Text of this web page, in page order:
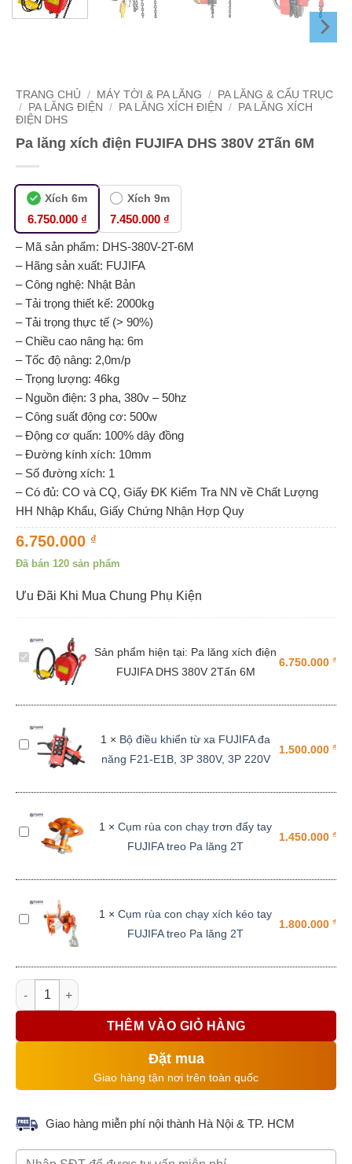
TRANG CHỦ / MÁY TỜI & PA LĂNG /
PA LĂNG & CẨU TRỤC
/
PA LĂNG ĐIỆN / PA LĂNG XÍCH ĐIỆN /
PA LĂNG XÍCH
ĐIỆN DHS
Pa lăng xích điện FUJIFA DHS 380V 2Tấn 6M
Xích 6m
6.750.000 ₫
Xích 9m
7.450.000 ₫
– Mã sản phẩm: DHS-380V-2T-6M
– Hãng sản xuất: FUJIFA
– Công nghệ: Nhật Bản
– Tải trọng thiết kế: 2000kg
– Tải trọng thực tế (> 90%)
– Chiều cao nâng hạ: 6m
– Tốc độ nâng: 2,0m/p
– Trọng lượng: 46kg
– Nguồn điện: 3 pha, 380v – 50hz
– Công suất động cơ: 500w
– Động cơ quấn: 100% dây đồng
– Đường kính xích: 10mm
– Số đường xích: 1
– Có đủ: CO và CQ, Giấy ĐK Kiểm Tra NN về Chất Lượng
HH Nhập Khẩu, Giấy Chứng Nhận Hợp Quy
6.750.000 ₫
Đã bán 120 sản phẩm
Ưu Đãi Khi Mua Chung Phụ Kiện
Pa
lăng
FUJIFA
DHS
Sản phẩm hiện tại: Pa lăng xích điện
FUJIFA DHS 380V 2Tấn 6M
6.750.000 ₫
Bộ
FUJIFA
E1B,
3P
220V
1 × Bộ điều khiển từ xa FUJIFA đa
năng F21-E1B, 3P 380V, 3P 220V
1.500.000 ₫
Cụm
trơn
đẩy
treo
Pa
lăng
1 × Cụm rùa con chạy trơn đẩy tay
FUJIFA treo Pa lăng 2T
1.450.000 ₫
Cụm
kéo
FUJIFA
2T
1 × Cụm rùa con chạy xích kéo tay
FUJIFA treo Pa lăng 2T
1.800.000 ₫
Pa lăng xích điện FUJIFA DHS 380V 2Tấn 6M số lượng
THÊM VÀO GIỎ HÀNG
Đặt mua
Giao hàng tận nơi trên toàn quốc
Giao hàng miễn phí nội thành Hà Nội & TP. HCM